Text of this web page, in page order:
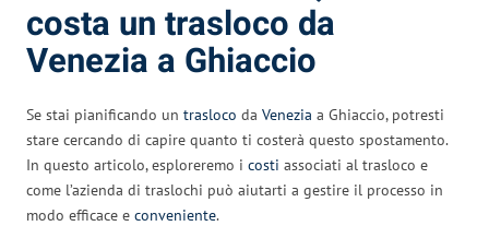
costa un trasloco da
Venezia a Ghiaccio
Se stai pianificando un trasloco da Venezia a Ghiaccio, potresti
stare cercando di capire quanto ti costerà questo spostamento.
In questo articolo, esploreremo i costi associati al trasloco e
come l’azienda di traslochi può aiutarti a gestire il processo in
modo efficace e conveniente.